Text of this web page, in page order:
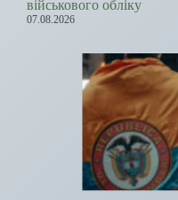
військового обліку
07.08.2026